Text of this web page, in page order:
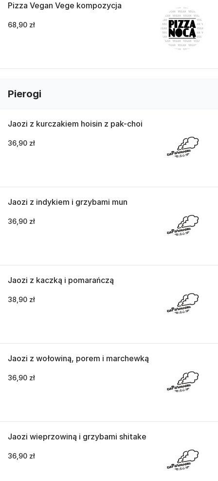
Pizza Vegan Vege kompozycja
68,90 zł
Pierogi
Jaozi z kurczakiem hoisin z pak-choi
36,90 zł
Jaozi z indykiem i grzybami mun
36,90 zł
Jaozi z kaczką i pomarańczą
38,90 zł
Jaozi z wołowiną, porem i marchewką
36,90 zł
Jaozi wieprzowiną i grzybami shitake
36,90 zł